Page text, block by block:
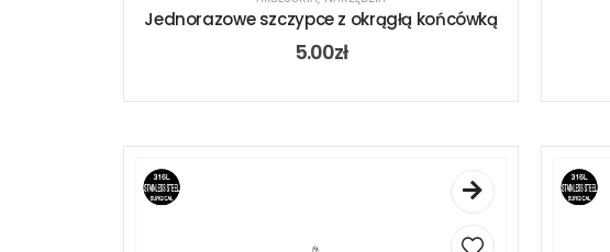
Jednorazowe szczypce z okrągłą końcówką
5.00zł